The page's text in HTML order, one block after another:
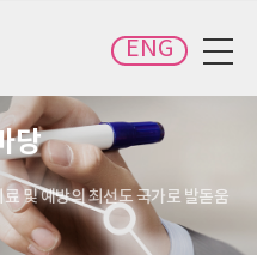
ENG
당
및 예방의 최선도 국가로 발돋움